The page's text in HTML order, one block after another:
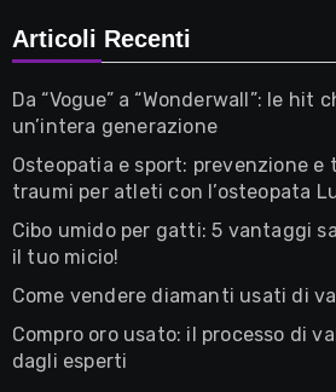
Articoli Recenti
Da “Vogue” a “Wonderwall”: le
un’intera generazione
Osteopatia e sport: prevenzione
traumi per atleti con l’osteopata
Cibo umido per gatti: 5 vantaggi
il tuo micio!
Come vendere diamanti usati di
Compro oro usato: il processo di
dagli esperti